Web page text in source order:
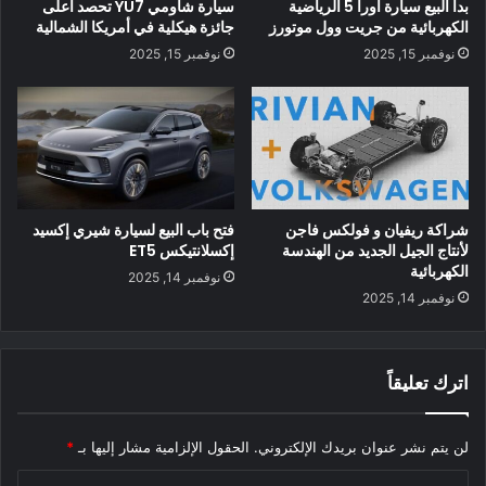
“استعارة 2 متر مربع من الطبيعة”. يلمح إلى مكانتها كعلامة تجارية
للمغامرة. بدأت المدن الصينية في رفع الحظر على شاحنات البيك
أب داخل المدن ، ويميل العملاء إلى شراء شاحنات البيك أب ، بشكل
بدأ البيع سيارة أورا 5 الرياضية
الكهربائية من جريت وول موتورز
نوفمبر 15, 2025
سيارة شاومي YU7 تحصد أعلى
جائزة هيكلية في أمريكا الشمالية
نوفمبر 15, 2025
شراكة ريفيان و فولكس فاجن
لأنتاج الجيل الجديد من الهندسة
الكهربائية
نوفمبر 14, 2025
فتح باب البيع لسيارة شيري إكسيد
إكسلانتيكس ET5
نوفمبر 14, 2025
اترك تعليقاً
لن يتم نشر عنوان بريدك الإلكتروني. الحقول الإلزامية مشار إليها بـ *